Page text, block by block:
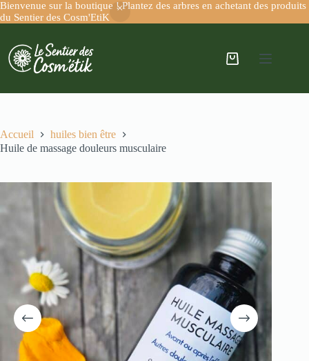
Bienvenue sur la boutique ! Plantez des arbres en achetant des produits
du Sentier des Cosm'EtiK
Accueil
huiles bien être
Huile de massage douleurs musculaire